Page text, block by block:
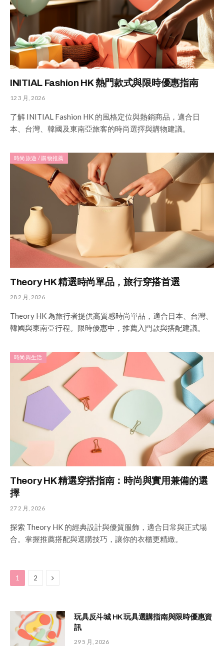
INITIAL Fashion HK 熱門款式與限時優惠指南
12 3 月, 2026
了解 INITIAL Fashion HK 的風格定位與熱銷商品，適合日
本、台灣、韓國及東南亞旅客的時尚選擇與購物建議。
時尚旅遊 / 購物推薦
Theory HK 精選時尚單品，旅行穿搭首選
28 2 月, 2026
Theory HK 為旅行者提供高質感時尚單品，適合日本、台灣、
韓國與東南亞行程。限時優惠中，推薦入門款與搭配建議。
時尚與生活
Theory HK 精選穿搭指南：時尚與實用兼備的選
擇
27 2 月, 2026
探索 Theory HK 的經典設計與優質服飾，適合日常與正式場
合。掌握推薦搭配與選購技巧，讓你的衣櫃更精緻。
1 2 Next
玩具反斗城 HK 玩具選購指南與限時優惠資
訊
29 5 月, 2026